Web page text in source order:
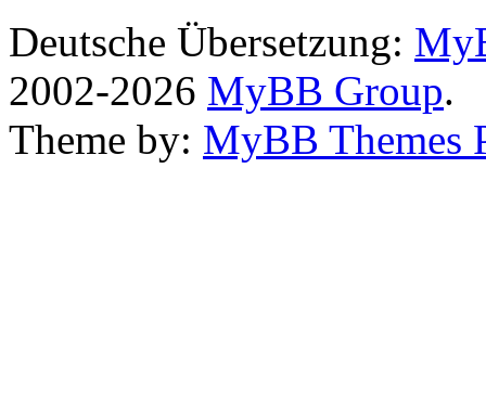
Deutsche Übersetzung:
2002-2026 MyBB Group.
Theme by: MyBB Themes